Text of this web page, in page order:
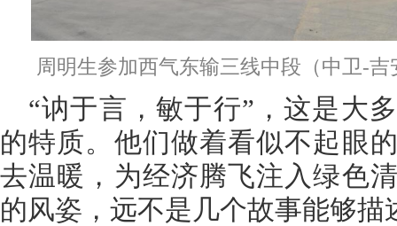
周明生参加西气东输三线中段（中卫-吉
“讷于言，敏于行”，这是大
的特质。他们做着看似不起眼
去温暖，为经济腾飞注入绿色
的风姿，远不是几个故事能够